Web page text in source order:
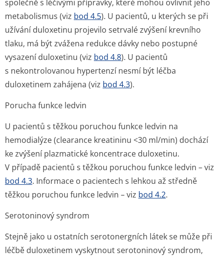
společně s léčivými přípravky, které mohou ovlivnit jeho
metabolismus (viz bod 4.5). U pacientů, u kterých se při
užívání duloxetinu projevilo setrvalé zvýšení krevního
tlaku, má být zvážena redukce dávky nebo postupné
vysazení duloxetinu (viz bod 4.8). U pacientů
s nekontrolovanou hypertenzí nesmí být léčba
duloxetinem zahájena (viz bod 4.3).
Porucha funkce ledvin
U pacientů s těžkou poruchou funkce ledvin na
hemodialýze (clearance kreatininu <30 ml/min) dochází
ke zvýšení plazmatické koncentrace duloxetinu.
V případě pacientů s těžkou poruchou funkce ledvin – viz
bod 4.3. Informace o pacientech s lehkou až středně
těžkou poruchou funkce ledvin – viz bod 4.2.
Serotoninový syndrom
Stejně jako u ostatních serotonergních látek se může při
léčbě duloxetinem vyskytnout serotoninový syndrom,